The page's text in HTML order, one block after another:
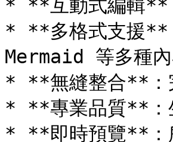
* **互動式編輯**
* **多格式支援**
Mermaid 等多種
* **無縫整合**：
* **專業品質**：
* **即時預覽**：